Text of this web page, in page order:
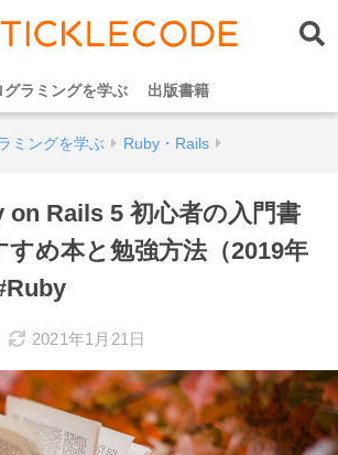
グラミングを学ぶ 出版書籍
ミングを学ぶ Ruby・Rails
on Rails 5 初心者の入門書
すめ本と勉強方法（2019年
2021年1月21日